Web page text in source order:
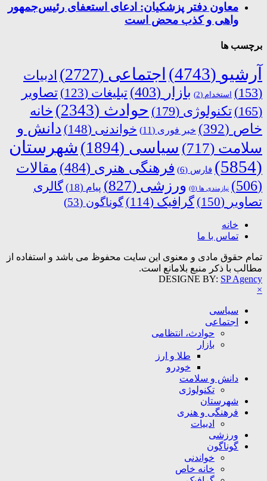
معاون دفتر پزشکیان: ادعای استعفای رئیس‌جمهور
واهی و کذب محض است
برچسب ها
آرشیو (4743) اجتماعی (2727)
ادبیات
(153)
استخدام (2) بازار (403) تبلیغات (123)
تصاویر
(165)
تکنولوژی (179) حوادث (2343)
خانه
خاص (392) خبر فوری (11) خواندنی (148)
دانش و
سلامت (717) سیاسی (1894)
شهرستان
(5854)
فارس (6) فرهنگی هنری (484)
مقالات
(506)
نیازمندی ها (0) ورزشی (827) پیام (18)
گالری
تصاویر (150) گرافیک (114) گوناگون (53)
خانه
تماس با ما
تمام حقوق مادی و معنوی این سایت محفوظ می باشد و استفاده از
مطالب با ذکر منبع بلامانع است.
DESIGNE BY: SP Agency
×
سیاسی
اجتماعی
حوادث، انتظامی
بازار
طلا و ارز
خودرو
دانش و سلامت
تکنولوژی
شهرستان
فرهنگی و هنری
ادبیات
ورزشی
گوناگون
خواندنی
خانه خاص